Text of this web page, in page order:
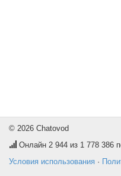
© 2026 Chatovod
Онлайн 2 944 из 1 778 386
Условия использования ·